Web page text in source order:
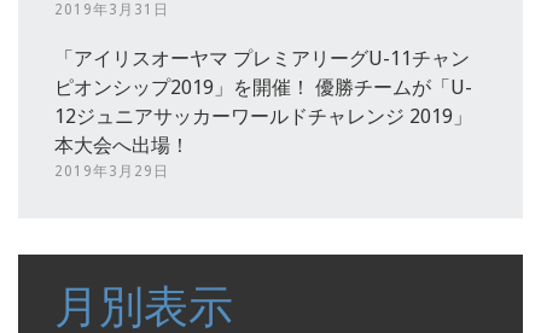
2019年3月31日
「アイリスオーヤマ プレミアリーグU-11チャン
ピオンシップ2019」を開催！ 優勝チームが「U-
12ジュニアサッカーワールドチャレンジ 2019」
本大会へ出場！
2019年3月29日
月別表示